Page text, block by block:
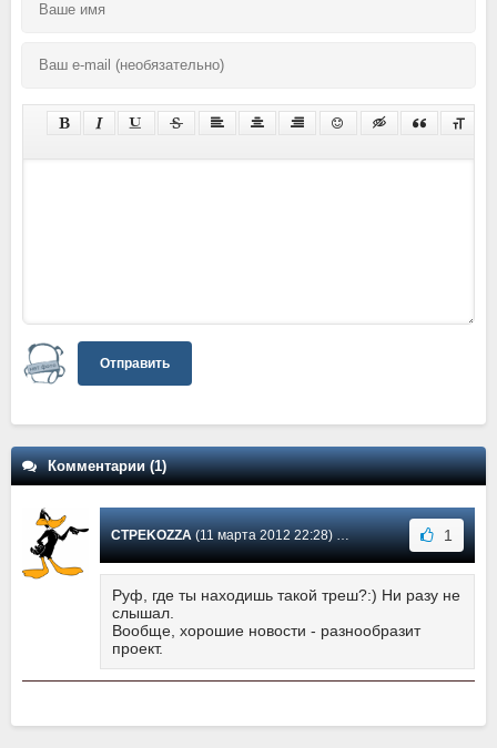
Отправить
Комментарии (1)
CTPEKOZZA(11 марта 2012 22:28) Сообщение #1 1
Руф, где ты находишь такой треш?:) Ни разу не
слышал.
Вообще, хорошие новости - разнообразит
проект.